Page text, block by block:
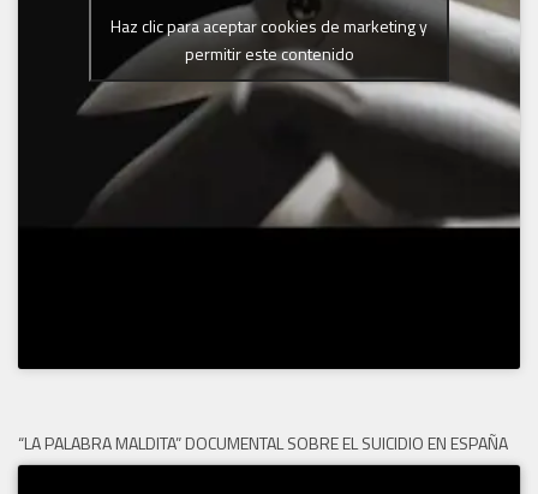
Haz clic para aceptar cookies de marketing y
permitir este contenido
“LA PALABRA MALDITA” DOCUMENTAL SOBRE EL SUICIDIO EN ESPAÑA